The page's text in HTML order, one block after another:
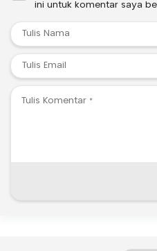
ini untuk komentar saya